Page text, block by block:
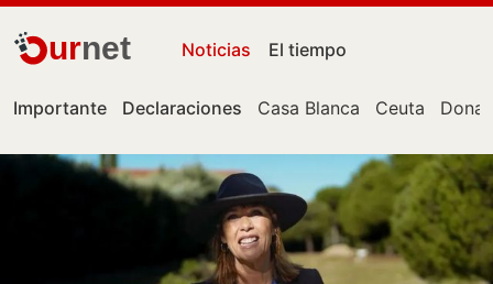
urnet Noticias El tiempo
Importante Declaraciones Casa Blanca Ceuta